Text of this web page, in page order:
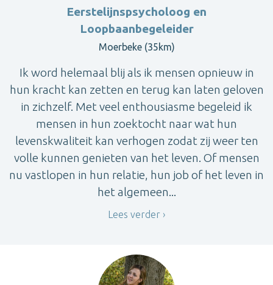
Eerstelijnspsycholoog en
Loopbaanbegeleider
Moerbeke (35km)
Ik word helemaal blij als ik mensen opnieuw in
hun kracht kan zetten en terug kan laten geloven
in zichzelf. Met veel enthousiasme begeleid ik
mensen in hun zoektocht naar wat hun
levenskwaliteit kan verhogen zodat zij weer ten
volle kunnen genieten van het leven. Of mensen
nu vastlopen in hun relatie, hun job of het leven in
het algemeen...
Lees verder